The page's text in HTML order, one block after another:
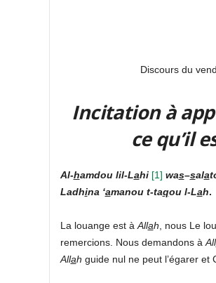
Discours du
Incitation à
ce qu’il
Al-hamdou lil-Lahi [1] was–sala
Ladhina ‘amanou t-taqou l-Lah.
La louange est à Allah , nous Le
remercions. Nous demandons à All
Allah guide nul ne peut l’égarer et